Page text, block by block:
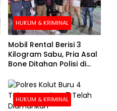
HUKUM & KRIMINAL
Mobil Rental Berisi 3
Kilogram Sabu, Pria Asal
Bone Ditahan Polisi di
HUKUM & KRIMINAL